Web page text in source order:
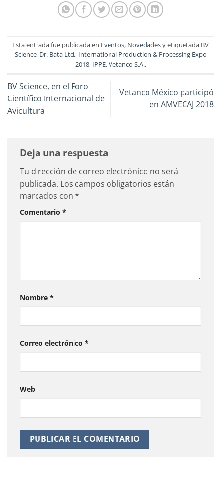
Esta entrada fue publicada en Eventos, Novedadesy etiquetada BV
Science, Dr. Bata Ltd., International Production & Processing Expo
2018, IPPE,Vetanco S.A..
BV Science, en el Foro
Científico Internacional de
Avicultura
Vetanco México participó
en AMVECAJ 2018
Deja una respuesta
Tu dirección de correo electrónico no será
publicada. Los campos obligatorios están
marcados con *
Comentario *
Nombre *
Correo electrónico *
Web